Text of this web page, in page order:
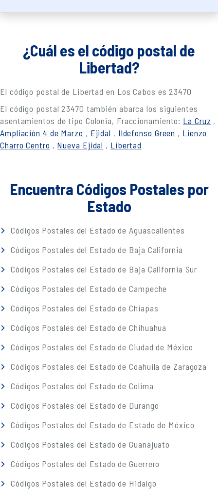
¿Cuál es el código postal de
Libertad?
El código postal de Libertad en Los Cabos es 23470
El código postal 23470 también abarca los siguientes
asentamientos de tipo Colonia, Fraccionamiento: La Cruz ,
Ampliación 4 de Marzo , Ejidal , Ildefonso Green , Lienzo
Charro Centro , Nueva Ejidal , Libertad
Encuentra Códigos Postales por
Estado
Códigos Postales del Estado de Aguascalientes
Códigos Postales del Estado de Baja California
Códigos Postales del Estado de Baja California Sur
Códigos Postales del Estado de Campeche
Códigos Postales del Estado de Chiapas
Códigos Postales del Estado de Chihuahua
Códigos Postales del Estado de Ciudad de México
Códigos Postales del Estado de Coahuila de Zaragoza
Códigos Postales del Estado de Colima
Códigos Postales del Estado de Durango
Códigos Postales del Estado de Estado de México
Códigos Postales del Estado de Guanajuato
Códigos Postales del Estado de Guerrero
Códigos Postales del Estado de Hidalgo